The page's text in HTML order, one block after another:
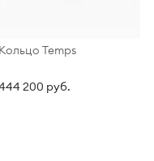
Кольцо Temps
200 руб.